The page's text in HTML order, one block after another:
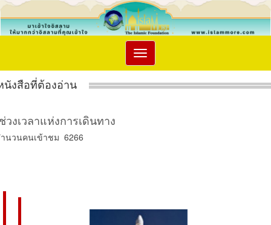
Toggle
navigation
นังสือที่ต้องอ่าน
วงเวลาแห่งการเดินทาง
นวนคนเข้าชม 6266